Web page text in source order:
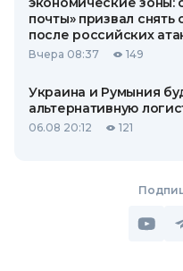
почты» призвал
после российских
Вчера 08:37 149
Украина и Румыния
альтернативную
06.08 20:12 121